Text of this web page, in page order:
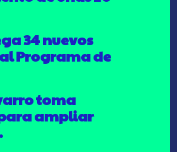
34 nuevos
Programa de
toma
ampliar